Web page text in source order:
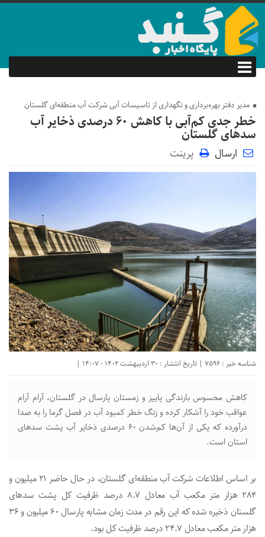
مدیر دفتر بهره‌برداری و نگهداری از تاسیسات آبی شرکت آب منطقه‌ای گلستان
خطر جدی کم‌آبی با کاهش ۶۰ درصدی ذخایر آب
سدهای گلستان
ارسال پرینت
شناسه خبر : 7596 | تاریخ انتشار : 30 اردیبهشت 1402 - 14:07 |
کاهش محسوس بارندگی پاییز و زمستان پارسال در گلستان، آرام آرام
عواقب خود را آشکار کرده و زنگ خطر کمبود آب در فصل گرما را به صدا
درآورده که یکی از آن‌ها کم‌شدن ۶۰ درصدی ذخایر آب پشت سدهای
استان است.
بر اساس اطلاعات شرکت آب منطقه‌ای گلستان، در حال حاضر ۲۱ میلیون و
۲۸۴ هزار متر مکعب آب معادل ۸.۷ درصد ظرفیت کل پشت سدهای
گلستان ذخیره شده که این رقم در مدت زمان مشابه پارسال ۶۰ میلیون و ۳۶
هزار متر مکعب معادل ۲۴.۷ درصد ظرفیت کل بود.